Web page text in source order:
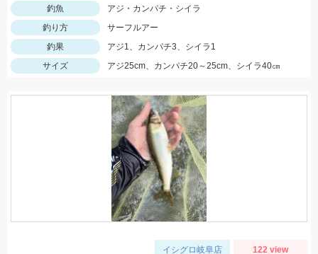
釣魚
アジ・カンパチ・シイラ
釣り方
サーフルアー
釣果
アジ1、カンパチ3、シイラ1
サイズ
アジ25cm、カンパチ20～25cm、シイラ40㎝
イシグロ岐阜店 122 view